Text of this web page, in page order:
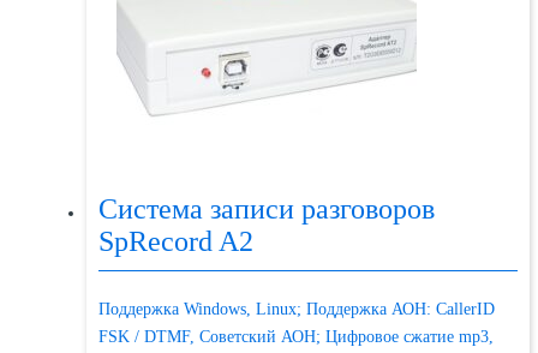
Система записи разговоров
SpRecord A2
Поддержка Windows, Linux; Поддержка АОН: СallerID
FSK / DTMF, Советский АОН; Цифровое сжатие mp3,